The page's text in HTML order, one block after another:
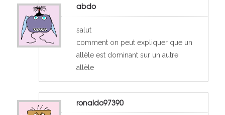
abdo
salut
comment on peut expliquer que un
allèle est dominant sur un autre
allèle
ronaldo97390